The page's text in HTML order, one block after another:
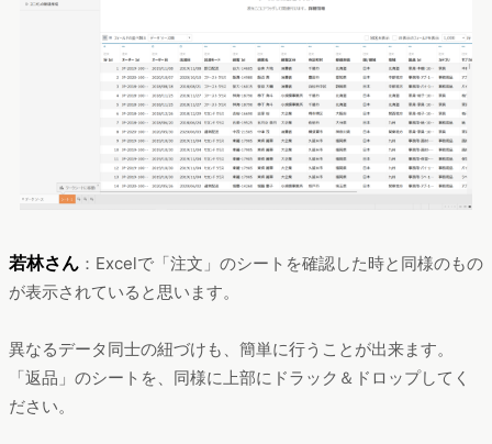
若林さん ：Excelで「注文」のシートを確認した時と同様のもの
が表示されていると思います。
異なるデータ同士の紐づけも、簡単に行うことが出来ます。
「返品」のシートを、同様に上部にドラック＆ドロップしてく
ださい。